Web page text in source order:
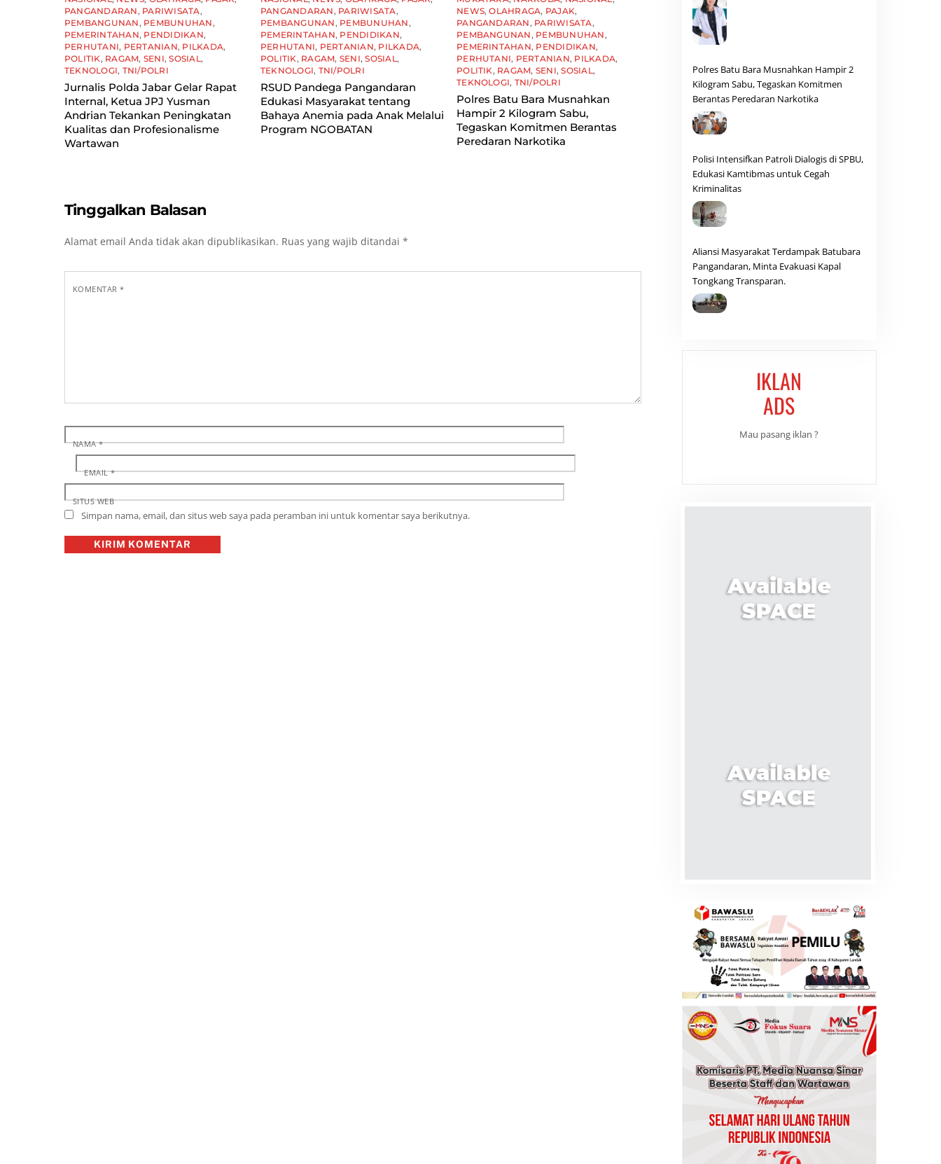
PANGANDARAN , PARIWISATA,
PEMBANGUNAN , PEMBUNUHAN ,
PEMERINTAHAN, PENDIDIKAN,
PERHUTANI, PERTANIAN, PILKADA,
POLITIK , RAGAM, SENI,SOSIAL ,
TEKNOLOGI, TNI/POLRI
Jurnalis Polda Jabar Gelar Rapat
Internal, Ketua JPJ Yusman
Andrian Tekankan Peningkatan
Kualitas dan Profesionalisme
Wartawan
PANGANDARAN , PARIWISATA,
PEMBANGUNAN , PEMBUNUHAN ,
PEMERINTAHAN, PENDIDIKAN,
PERHUTANI, PERTANIAN, PILKADA,
POLITIK , RAGAM, SENI,SOSIAL ,
TEKNOLOGI, TNI/POLRI
RSUD Pandega Pangandaran
Edukasi Masyarakat tentang
Bahaya Anemia pada Anak Melalui
Program NGOBATAN
NEWS,OLAHRAGA, PAJAK,
PANGANDARAN , PARIWISATA,
PEMBANGUNAN , PEMBUNUHAN ,
PEMERINTAHAN, PENDIDIKAN,
PERHUTANI, PERTANIAN, PILKADA,
POLITIK , RAGAM, SENI,SOSIAL ,
TEKNOLOGI, TNI/POLRI
Polres Batu Bara Musnahkan
Hampir 2 Kilogram Sabu,
Tegaskan Komitmen Berantas
Peredaran Narkotika
Tinggalkan Balasan
Alamat email Anda tidak akan dipublikasikan. Ruas yang wajib ditandai *
KOMENTAR*
NAMA*
EMAIL*
SITUS WEB
Simpan nama, email, dan situs web saya pada peramban ini untuk komentar saya berikutnya.
Polres Batu Bara Musnahkan Hampir 2
Kilogram Sabu, Tegaskan Komitmen
Berantas Peredaran Narkotika
Polisi Intensifkan Patroli Dialogis di SPBU,
Edukasi Kamtibmas untuk Cegah
Kriminalitas
Aliansi Masyarakat Terdampak Batubara
Pangandaran, Minta Evakuasi Kapal
Tongkang Transparan.
IKLAN
ADS
Mau pasang iklan ?